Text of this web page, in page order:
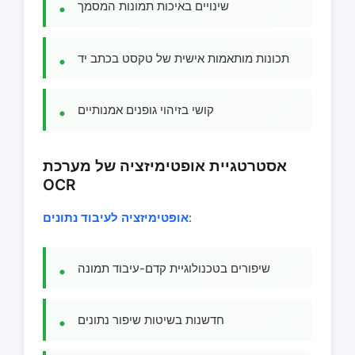
שינויים באיכות תמונות המסמך
תכונות מותאמות אישית של טקסט בכתב יד
קושי בזיהוי גופנים אמנותיים
אסטרטגיית אופטימיזציה של מערכת
OCR
אופטימיזציה לעיבוד נתונים:
שיפורים בטכנולוגיית קדם-עיבוד תמונה
חדשנות בשיטות שיפור נתונים